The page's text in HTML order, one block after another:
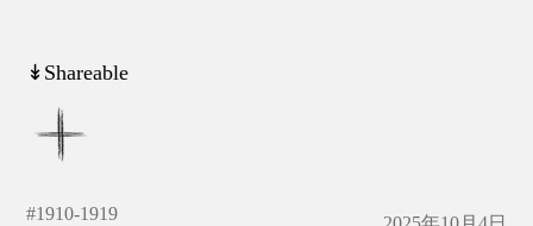
↡Shareable
#1910-1919